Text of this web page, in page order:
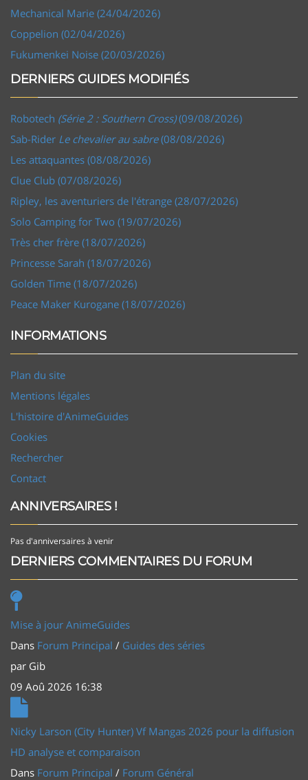
Mechanical Marie (24/04/2026)
Coppelion (02/04/2026)
Fukumenkei Noise (20/03/2026)
DERNIERS GUIDES MODIFIÉS
Robotech (Série 2 : Southern Cross)(09/08/2026)
Sab-Rider Le chevalier au sabre(08/08/2026)
Les attaquantes (08/08/2026)
Clue Club (07/08/2026)
Ripley, les aventuriers de l'étrange (28/07/2026)
Solo Camping for Two (19/07/2026)
Très cher frère (18/07/2026)
Princesse Sarah (18/07/2026)
Golden Time (18/07/2026)
Peace Maker Kurogane (18/07/2026)
INFORMATIONS
Plan du site
Mentions légales
L'histoire d'AnimeGuides
Cookies
Rechercher
Contact
ANNIVERSAIRES !
Pas d'anniversaires à venir
DERNIERS COMMENTAIRES DU FORUM
Mise à jour AnimeGuides
Dans Forum Principal / Guides des séries
par Gib
09 Aoû 2026 16:38
Nicky Larson (City Hunter) Vf Mangas 2026 pour la diffusion
HD analyse et comparaison
Dans Forum Principal / Forum Général